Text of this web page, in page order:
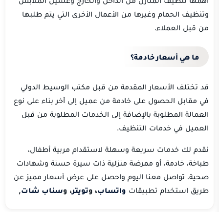
وتنظيف الحمام وغيرها من الأعمال الأخرى التي يتم طلبها
من قبل العملاء.
ما هي أسعار خادمة؟
قد تختلف الأسعار المقدمة من قبل مكتب الوسيط الدولي
في مقابل الحصول على خادمة من عميل إلى آخر بناء على نوع
العمالة المطلوبة بالإضافة إلى الخدمات المطلوبة من قبل
العميل في خدمات التنظيف.
نقدم لك خدمات سريعة وسهلة لاستقدام مربية أطفال،
طباخة، خادمة، أو ممرضة منزلية ذات سيرة حسنة وشهادات
صحية، تواصل معنا اليوم واحصل على عرض أسعار مميز عن
طريق استخدام تطبيقات واتساب، وتويتر، وسناب شات,